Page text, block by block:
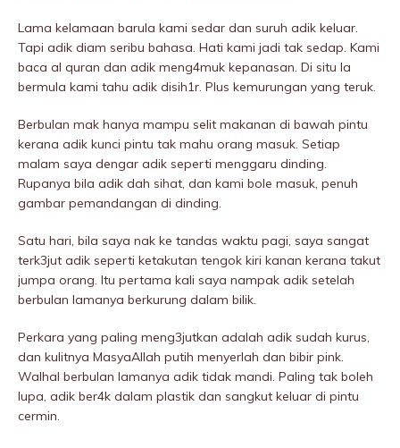
Lama kelamaan barula kami sedar dan suruh adik keluar.
Tapi adik diam seribu bahasa. Hati kami jadi tak sedap. Kami
baca al quran dan adik meng4muk kepanasan. Di situ la
bermula kami tahu adik disih1r. Plus kemurungan yang teruk.
Berbulan mak hanya mampu selit makanan di bawah pintu
kerana adik kunci pintu tak mahu orang masuk. Setiap
malam saya dengar adik seperti menggaru dinding.
Rupanya bila adik dah sihat, dan kami bole masuk, penuh
gambar pemandangan di dinding.
Satu hari, bila saya nak ke tandas waktu pagi, saya sangat
terk3jut adik seperti ketakutan tengok kiri kanan kerana takut
jumpa orang. Itu pertama kali saya nampak adik setelah
berbulan lamanya berkurung dalam bilik.
Perkara yang paling meng3jutkan adalah adik sudah kurus,
dan kulitnya MasyaAllah putih menyerlah dan bibir pink.
Walhal berbulan lamanya adik tidak mandi. Paling tak boleh
lupa, adik ber4k dalam plastik dan sangkut keluar di pintu
cermin.